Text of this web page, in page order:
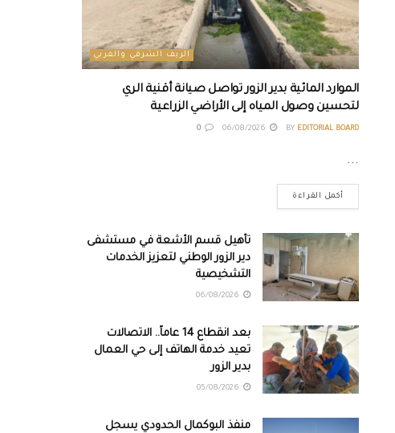
الريف الشرقي والغربي
الموارد المائية بدير الزور تواصل صيانة أقنية الري
لتحسين وصول المياه إلى الأراضي الزراعية
BY EDITORIAL BOARD
0
...
أكمل القراءة
تأهيل قسم الأشعة في مستشفى
دير الزور الوطني لتعزيز الخدمات
التشخيصية
بعد انقطاع 14 عاماً.. الاتصالات
تعيد خدمة الهاتف إلى حي العمال
بدير الزور
منفذ البوكمال الحدودي يسجل